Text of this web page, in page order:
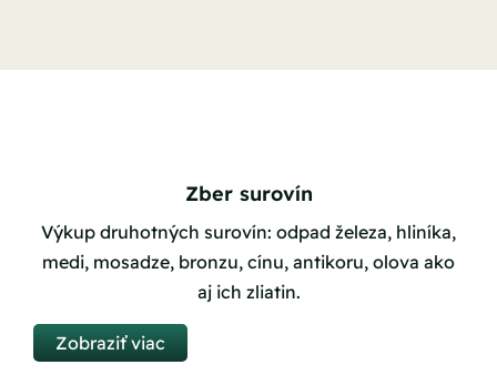
Zber surovín
Výkup druhotných surovín: odpad železa, hliníka,
medi, mosadze, bronzu, cínu, antikoru, olova ako
aj ich zliatin.
Zobraziť viac